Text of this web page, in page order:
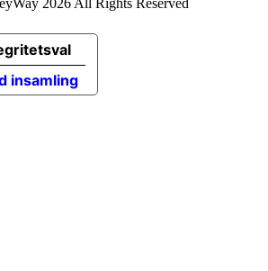
2026 All Rights Reserved
insamling